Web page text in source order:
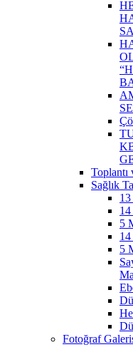
Toplantı
Sağlık
14
5
14
5
Fotoğraf